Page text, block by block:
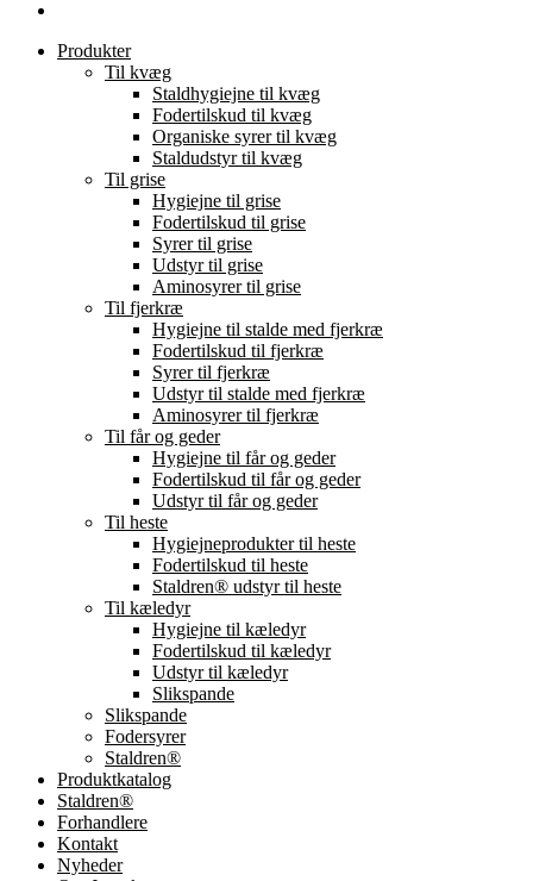
Produkter
Til kvæg
Staldhygiejne til kvæg
Fodertilskud til kvæg
Organiske syrer til kvæg
Staldudstyr til kvæg
Til grise
Hygiejne til grise
Fodertilskud til grise
Syrer til grise
Udstyr til grise
Aminosyrer til grise
Til fjerkræ
Hygiejne til stalde med fjerkræ
Fodertilskud til fjerkræ
Syrer til fjerkræ
Udstyr til stalde med fjerkræ
Aminosyrer til fjerkræ
Til får og geder
Hygiejne til får og geder
Fodertilskud til får og geder
Udstyr til får og geder
Til heste
Hygiejneprodukter til heste
Fodertilskud til heste
Staldren® udstyr til heste
Til kæledyr
Hygiejne til kæledyr
Fodertilskud til kæledyr
Udstyr til kæledyr
Slikspande
Slikspande
Fodersyrer
Staldren®
Produktkatalog
Staldren®
Forhandlere
Kontakt
Nyheder